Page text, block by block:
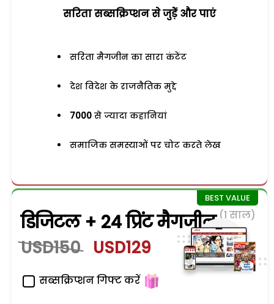
सरिता सब्सक्रिप्शन से जुड़ेें और पाएं
सरिता मैगजीन का सारा कंटेंट
देश विदेश के राजनैतिक मुद्दे
7000 से ज्यादा कहानियां
समाजिक समस्याओं पर चोट करते लेख
डिजिटल + 24 प्रिंट मैगजीन (1 साल)
USD150 USD129
सब्सक्रिप्शन गिफ्ट करें